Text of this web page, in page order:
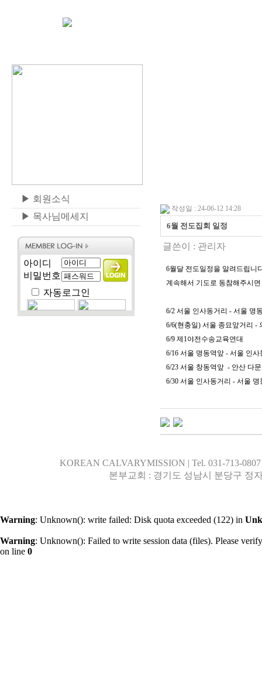
▶ 회원소식
▶ 목사님메세지
아이디
비밀번호
자동로그인
작성일 : 24-06-12 14:28
6월 전도집회 일정
글쓴이 : 관리자
6월달 전도일정을 알려드립니
계속해서 기도로 동참해주시
6/2 서울 인사동거리 - 서울 명
6/6(현충일) 서울 종묘앞거리 -
6/9 제1야전수송교육연대
6/16 서울 명동역앞 - 서울 인사
6/23 서울 창동역앞 - 안산 다
6/30 서울 인사동거리 - 서울 명
KOREAN CALVARYMISSION | Tel. 031-713-
본부교회 : 경기도 성남시 분당구 정
Warning: Unknown(): write failed: Disk quota exceeded (122) in
Warning: Unknown(): Failed to write session data (files). Please
on line 0